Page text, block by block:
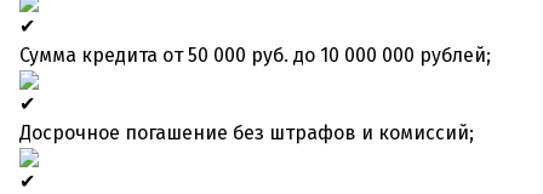
Сумма кредита от 50 000 руб. до 10 000 000 рублей;
Досрочное погашение без штрафов и комиссий;